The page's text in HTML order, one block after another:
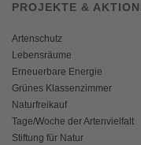
PROJEKTE &
Artenschutz
Lebensräume
Erneuerbare Energie
Grünes Klassenzimmer
Naturfreikauf
Tage/Woche der Artenvielfalt
Stiftung für Natur